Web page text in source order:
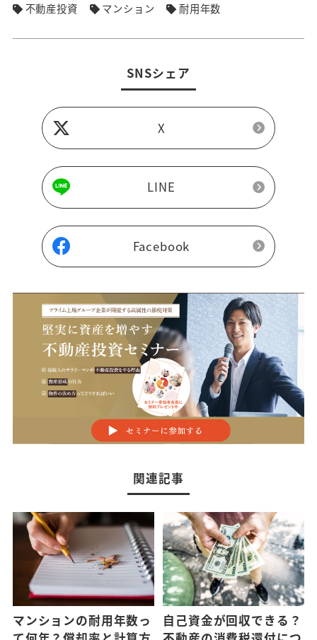
不動産投資 マンション 耐用年数
SNSシェア
X
LINE
Facebook
関連記事
マンションの耐用年数っ
自己資金が回収できる？